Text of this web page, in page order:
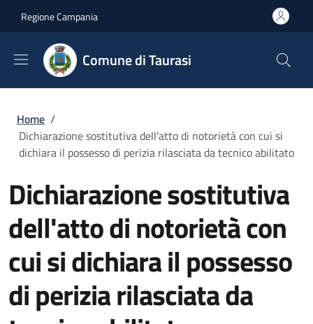
Regione Campania
Comune di Taurasi
Briciole di pane
Home /
Dichiarazione sostitutiva dell'atto di notorietà con cui si
dichiara il possesso di perizia rilasciata da tecnico abilitato
Dichiarazione sostitutiva
dell'atto di notorietà con
cui si dichiara il possesso
di perizia rilasciata da